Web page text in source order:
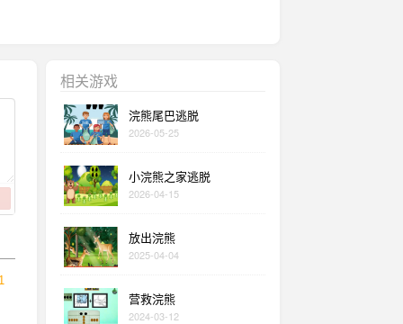
相关游戏
浣熊尾巴逃脱
2026-05-25
小浣熊之家逃脱
2026-04-15
放出浣熊
2025-04-04
营救浣熊
2024-03-12